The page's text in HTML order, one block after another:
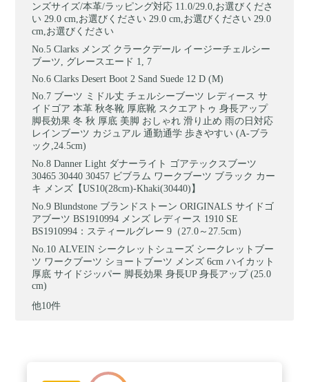
ンズサイズ/本革/ラッピング対応 11.0/29.0,お選びくださ
い 29.0 cm,お選びください 29.0 cm,お選びください 29.0
cm,お選びください
Clarks メンズ クラークデール イージーチェルシー
ブーツ, グレースエード 1, 7
Clarks Desert Boot 2 Sand Suede 12 D (M)
ブーツ ミドル丈 チェルシーブーツ レディース サ
イドゴア 本革 秋冬靴 厚底靴 スクエアトゥ 身長アップ
脚長効果 冬 秋 厚底 美脚 おしゃれ 滑り止め 雨の日対応
レインブーツ カジュアル 通勤通学 歩きやすい (A-ブラ
ック,24.5cm)
Danner Light ダナーライト ゴアテックスブーツ
30465 30440 30457 ビブラム ワークブーツ ブラック カー
キ メンズ【US10(28cm)-Khaki(30440)】
Blundstone ブランドストーン ORIGINALS サイドゴ
アブーツ BS1910994 メンズ レディース 1910 SE
BS1910994：スティールグレー 9（27.0～27.5cm）
ALVEIN シークレットシューズ シークレットブー
ツ ワークブーツ ショートブーツ メンズ 6cm ハイカット
厚底 サイドジッパー 脚長効果 身長UP 身長アップ (25.0
cm)
他10件